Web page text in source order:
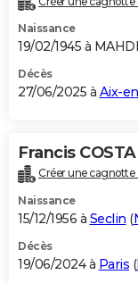
Naissance
19/02/1945 à
Décès
27/06/2025 à Aix-
Francis
Créer une cagnotte
Naissance
15/12/1956 à Seclin (
Décès
19/06/2024 à Paris (